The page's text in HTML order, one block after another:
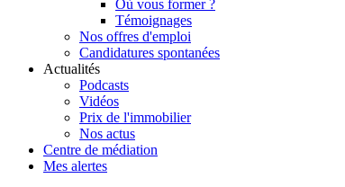
Où vous former ?
Témoignages
Nos offres d'emploi
Candidatures spontanées
Actualités
Podcasts
Vidéos
Prix de l'immobilier
Nos actus
Centre de médiation
Mes alertes